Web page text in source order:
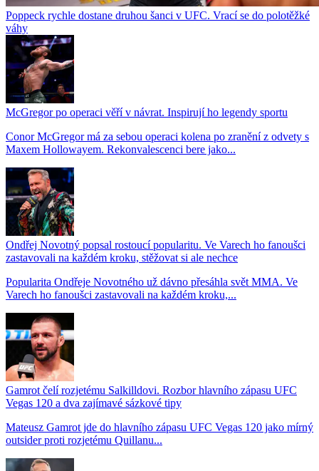
Poppeck rychle dostane druhou šanci v UFC. Vrací se do polotěžké
váhy
McGregor po operaci věří v návrat. Inspirují ho legendy sportu
Conor McGregor má za sebou operaci kolena po zranění z odvety s
Maxem Hollowayem. Rekonvalescenci bere jako...
Ondřej Novotný popsal rostoucí popularitu. Ve Varech ho fanoušci
zastavovali na každém kroku, stěžovat si ale nechce
Popularita Ondřeje Novotného už dávno přesáhla svět MMA. Ve
Varech ho fanoušci zastavovali na každém kroku,...
Gamrot čelí rozjetému Salkilldovi. Rozbor hlavního zápasu UFC
Vegas 120 a dva zajímavé sázkové tipy
Mateusz Gamrot jde do hlavního zápasu UFC Vegas 120 jako mírný
outsider proti rozjetému Quillanu...